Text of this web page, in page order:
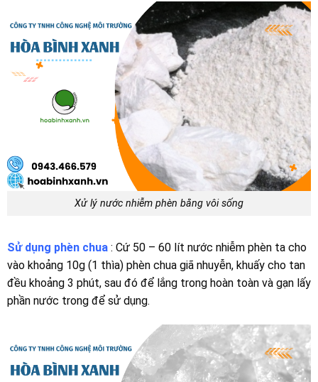
Xử lý nước nhiễm phèn bằng vôi sống
Sử dụng phèn chua: Cứ 50 – 60 lít nước nhiễm phèn ta cho
vào khoảng 10g (1 thìa) phèn chua giã nhuyễn, khuấy cho tan
đều khoảng 3 phút, sau đó để lắng trong hoàn toàn và gạn lấy
phần nước trong để sử dụng.